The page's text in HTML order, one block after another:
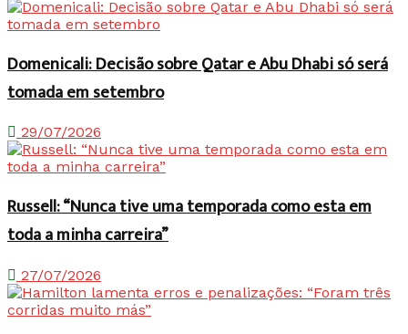
Domenicali: Decisão sobre Qatar e Abu Dhabi só será
tomada em setembro
29/07/2026
Russell: “Nunca tive uma temporada como esta em
toda a minha carreira”
27/07/2026